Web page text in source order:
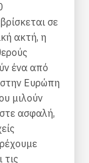
σε
ακτή, η
ένα από
στην Ευρώπη
μιλούν
ασφαλή,
τις